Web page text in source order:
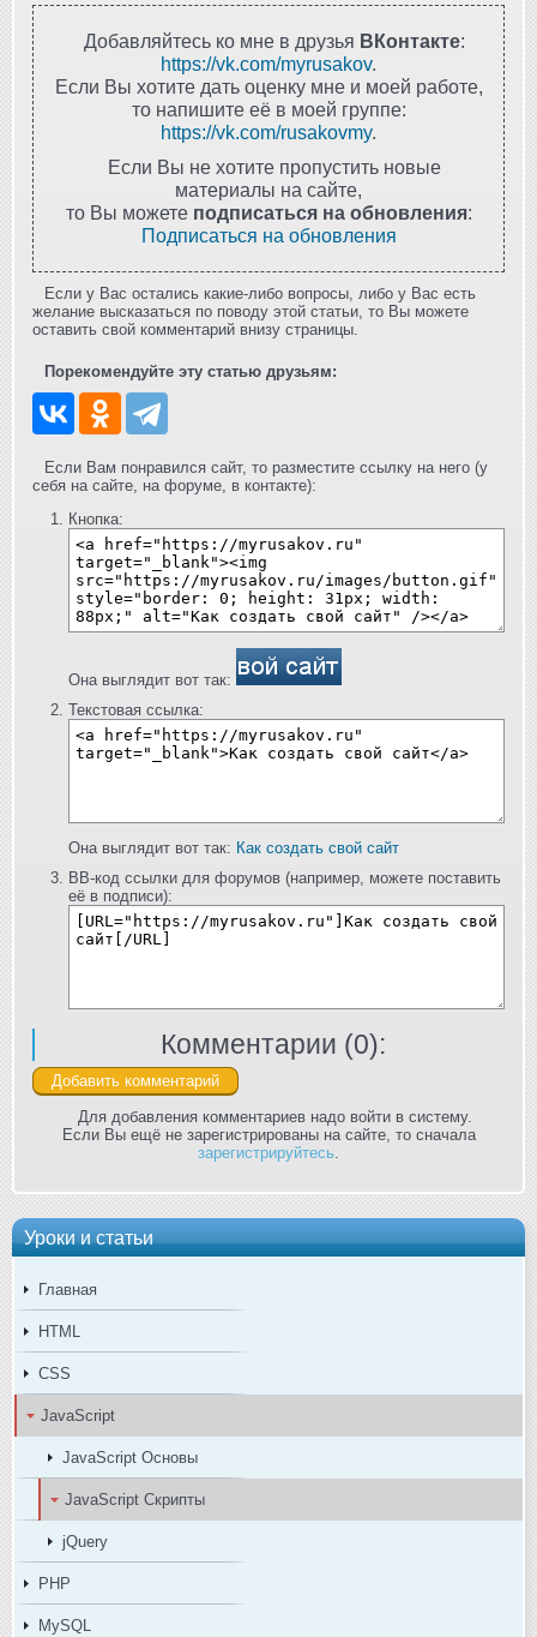
Уроки и статьи
Главная
HTML
CSS
JavaScript
JavaScript Основы
JavaScript Скрипты
jQuery
PHP
MySQL
Добавляйтесь ко мне в друзья ВКонтакте:
https://vk.com/myrusakov.
Если Вы хотите дать оценку мне и моей работе,
то напишите её в моей группе:
https://vk.com/rusakovmy.
Если Вы не хотите пропустить новые
материалы на сайте,
то Вы можете подписаться на обновления:
Подписаться на обновления
Если у Вас остались какие-либо вопросы, либо у Вас есть
желание высказаться по поводу этой статьи, то Вы можете
оставить свой комментарий внизу страницы.
Порекомендуйте эту статью друзьям:
Если Вам понравился сайт, то разместите ссылку на него (у
себя на сайте, на форуме, в контакте):
Кнопка:
Она выглядит вот так:
Текстовая ссылка:
Она выглядит вот так: Как создать свой сайт
BB-код ссылки для форумов (например, можете поставить
её в подписи):
Комментарии (0):
Для добавления комментариев надо войти в систему.
Если Вы ещё не зарегистрированы на сайте, то сначала
зарегистрируйтесь.